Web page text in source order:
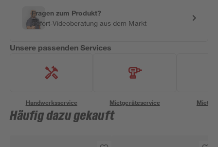
Fragen zum Produkt?
Sofort-Videoberatung aus dem Markt
Unsere passenden Services
Handwerksservice Mietgeräteservice
Häufig dazu gekauft